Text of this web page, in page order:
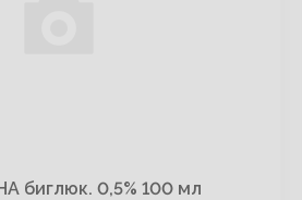
биглюк. 0,5% 100 мл